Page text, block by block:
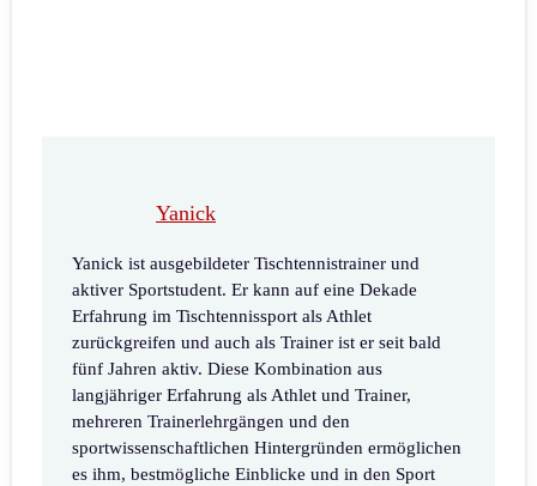
Yanick
Yanick ist ausgebildeter Tischtennistrainer und
aktiver Sportstudent. Er kann auf eine Dekade
Erfahrung im Tischtennissport als Athlet
zurückgreifen und auch als Trainer ist er seit bald
fünf Jahren aktiv. Diese Kombination aus
langjähriger Erfahrung als Athlet und Trainer,
mehreren Trainerlehrgängen und den
sportwissenschaftlichen Hintergründen ermöglichen
es ihm, bestmögliche Einblicke und in den Sport